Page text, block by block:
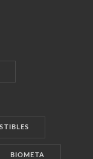
BIOMETA